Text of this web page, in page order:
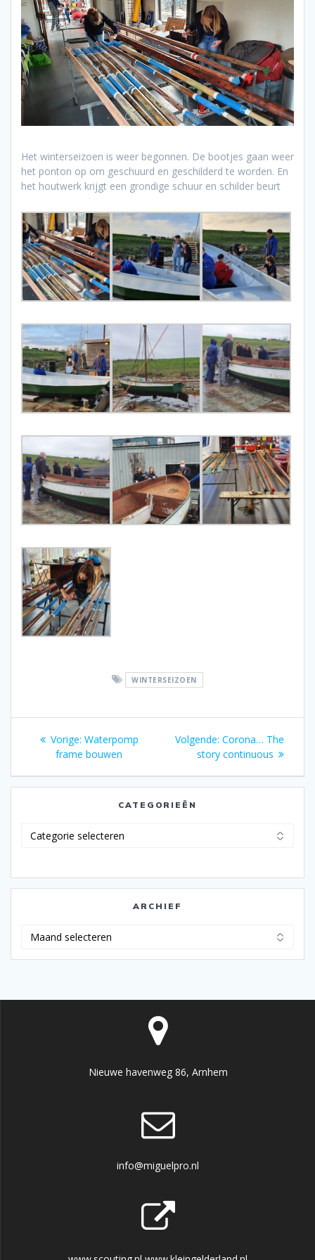
Het winterseizoen is weer begonnen. De bootjes gaan weer
het ponton op om geschuurd en geschilderd te worden. En
het houtwerk krijgt een grondige schuur en schilder beurt
WINTERSEIZOEN
Bericht
navigatie
Vorige: Vorig
bericht:
Waterpomp
frame bouwen
Volgende: Volgend
bericht:
Corona… The
story continuous
CATEGORIEËN
ARCHIEF
Nieuwe havenweg 86, Arnhem
info@miguelpro.nl